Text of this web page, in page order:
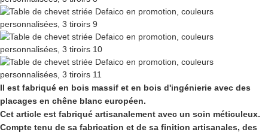
Il est fabriqué en bois massif et en bois d'ingénierie avec des
placages en chêne blanc européen.
Cet article est fabriqué artisanalement avec un soin méticuleux.
Compte tenu de sa fabrication et de sa finition artisanales, des